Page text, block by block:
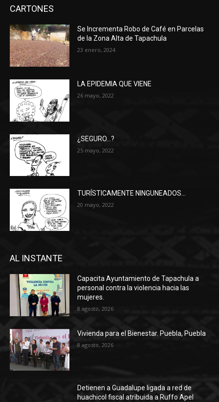
CARTONES
Se Incrementa Robo de Café en Parcelas
de la Zona Alta de Tapachula
23 enero, 2024
LA EPIDEMIA QUE VIENE
26 mayo, 2022
¿SEGURO…?
25 mayo, 2022
TURÍSTICAMENTE NINGUNEADOS…
20 mayo, 2022
AL INSTANTE
Capacita Ayuntamiento de Tapachula a
personal contra la violencia hacia las
mujeres.
8 agosto, 2026
Vivienda para el Bienestar. Puebla, Puebla
8 agosto, 2026
Detienen a Guadalupe ligada a red de
huachicol fiscal atribuida a Ruffo Apel